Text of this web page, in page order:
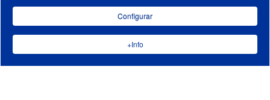
Configurar
+Info
¿Por qué la IA a veces responde “lo que le da la gana”? La
importancia de saber preguntar